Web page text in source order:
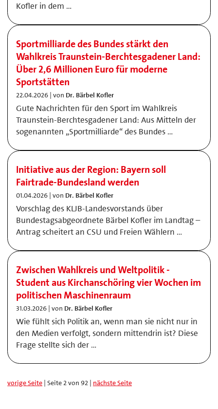
Kofler in dem …
Sportmilliarde des Bundes stärkt den
Wahlkreis Traunstein-Berchtesgadener Land:
Über 2,6 Millionen Euro für moderne
Sportstätten
22.04.2026 | von Dr. Bärbel Kofler
Gute Nachrichten für den Sport im Wahlkreis
Traunstein-Berchtesgadener Land: Aus Mitteln der
sogenannten „Sportmilliarde“ des Bundes …
Initiative aus der Region: Bayern soll
Fairtrade-Bundesland werden
01.04.2026 | von Dr. Bärbel Kofler
Vorschlag des KLJB-Landesvorstands über
Bundestagsabgeordnete Bärbel Kofler im Landtag –
Antrag scheitert an CSU und Freien Wählern …
Zwischen Wahlkreis und Weltpolitik -
Student aus Kirchanschöring vier Wochen im
politischen Maschinenraum
31.03.2026 | von Dr. Bärbel Kofler
Wie fühlt sich Politik an, wenn man sie nicht nur in
den Medien verfolgt, sondern mittendrin ist? Diese
Frage stellte sich der …
vorige Seite | Seite 2 von 92 | nächste Seite